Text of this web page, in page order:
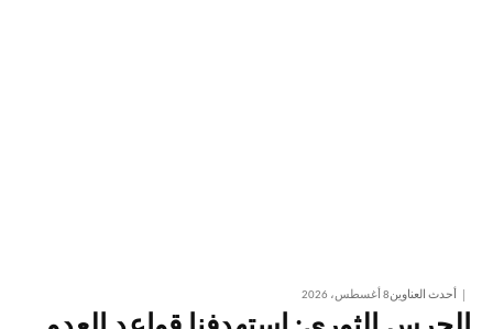
أحدث العناوين8 أغسطس، 2026